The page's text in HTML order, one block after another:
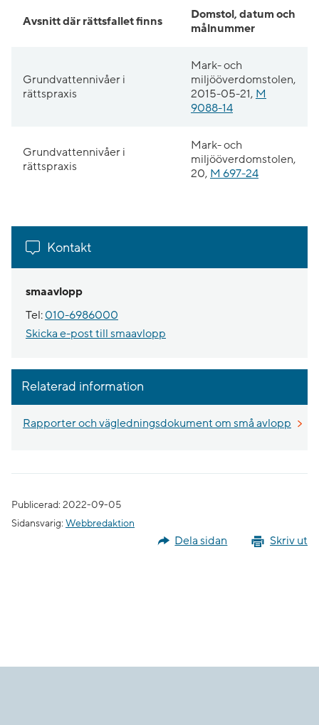
Avsnitt där rättsfallet finns
Domstol, datum och
målnummer
Grundvattennivåer i
rättspraxis
Mark- och
miljööverdomstolen,
2015-05-21, M
9088-14
Grundvattennivåer i
rättspraxis
Mark- och
miljööverdomstolen,
20, M 697-24
Kontakt
smaavlopp
Tel: 010-6986000
Skicka e-post till smaavlopp
Relaterad information
Rapporter och vägledningsdokument om små avlopp
Publicerad: 2022-09-05
Sidansvarig: Webbredaktion
Skriv ut
Dela sidan